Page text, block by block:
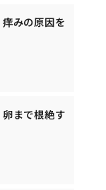
みの原因を
まで根絶す